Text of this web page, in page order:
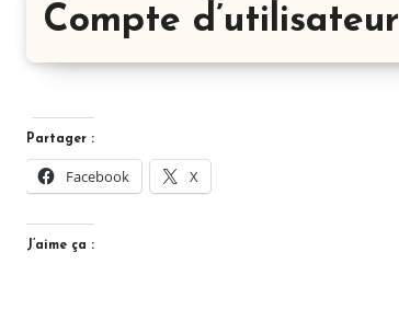
Compte d’utilisateur
Partager :
Facebook X
J’aime ça :